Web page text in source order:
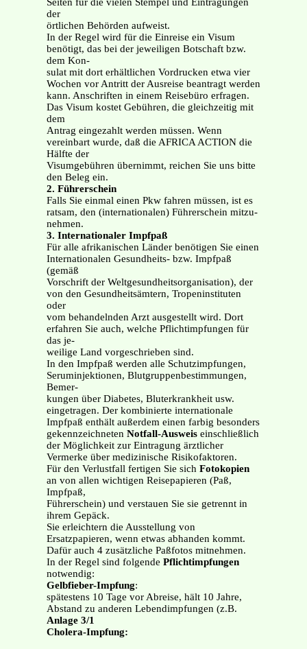
Seiten für die vielen Stempel und Eintragungen
der
örtlichen Behörden aufweist.
In der Regel wird für die Einreise ein Visum
benötigt, das bei der jeweiligen Botschaft bzw.
dem Kon-
sulat mit dort erhältlichen Vordrucken etwa vier
Wochen vor Antritt der Ausreise beantragt werden
kann. Anschriften in einem Reisebüro erfragen.
Das Visum kostet Gebühren, die gleichzeitig mit
dem
Antrag eingezahlt werden müssen. Wenn
vereinbart wurde, daß die AFRICA ACTION die
Hälfte der
Visumgebühren übernimmt, reichen Sie uns bitte
den Beleg ein.
2. Führerschein
Falls Sie einmal einen Pkw fahren müssen, ist es
ratsam, den (internationalen) Führerschein mitzu-
nehmen.
3. Internationaler Impfpaß
Für alle afrikanischen Länder benötigen Sie einen
Internationalen Gesundheits- bzw. Impfpaß
(gemäß
Vorschrift der Weltgesundheitsorganisation), der
von den Gesundheitsämtern, Tropeninstituten
oder
vom behandelnden Arzt ausgestellt wird. Dort
erfahren Sie auch, welche Pflichtimpfungen für
das je-
weilige Land vorgeschrieben sind.
In den Impfpaß werden alle Schutzimpfungen,
Seruminjektionen, Blutgruppenbestimmungen,
Bemer-
kungen über Diabetes, Bluterkrankheit usw.
eingetragen. Der kombinierte internationale
Impfpaß enthält außerdem einen farbig besonders
gekennzeichneten Notfall-Ausweiseinschließlich
der Möglichkeit zur Eintragung ärztlicher
Vermerke über medizinische Risikofaktoren.
Für den Verlustfall fertigen Sie sich Fotokopien
an von allen wichtigen Reisepapieren (Paß,
Impfpaß,
Führerschein) und verstauen Sie sie getrennt in
ihrem Gepäck.
Sie erleichtern die Ausstellung von
Ersatzpapieren, wenn etwas abhanden kommt.
Dafür auch 4 zusätzliche Paßfotos mitnehmen.
In der Regel sind folgende Pflichtimpfungen
notwendig:
Gelbfieber-Impfung:
spätestens 10 Tage vor Abreise, hält 10 Jahre,
Abstand zu anderen Lebendimpfungen (z.B.
Anlage 3/1
Cholera-Impfung: